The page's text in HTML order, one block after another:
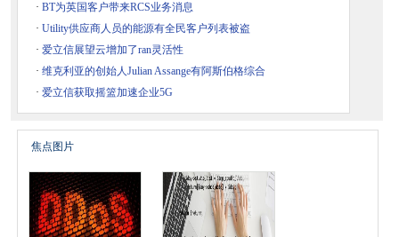
· BT为英国客户带来RCS业务消息
· Utility供应商人员的能源有全民客户列表被盗
· 爱立信展望云增加了ran灵活性
· 维克利亚的创始人Julian Assange有阿斯伯格综合
· 爱立信获取摇篮加速企业5G
焦点图片